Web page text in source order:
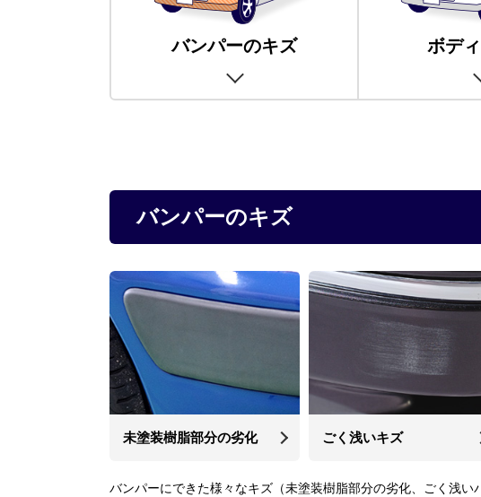
バンパーのキズ ボデ
バンパーのキズ
未塗装樹脂部分の劣化 ごく浅いキズ
バンパーにできた様々なキズ（未塗装樹脂部分の劣化、ごく浅